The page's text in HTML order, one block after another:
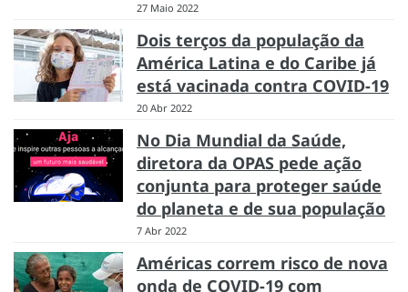
27 Maio 2022
Dois terços da população da
América Latina e do Caribe já
está vacinada contra COVID-19
20 Abr 2022
No Dia Mundial da Saúde,
diretora da OPAS pede ação
conjunta para proteger saúde
do planeta e de sua população
7 Abr 2022
Américas correm risco de nova
onda de COVID-19 com